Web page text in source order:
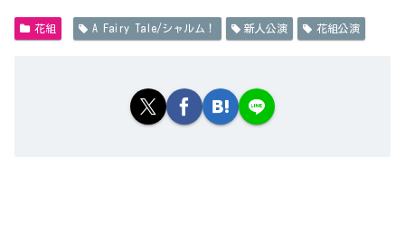
花組 A Fairy Tale/シャルム！ 新人公演 花組公演